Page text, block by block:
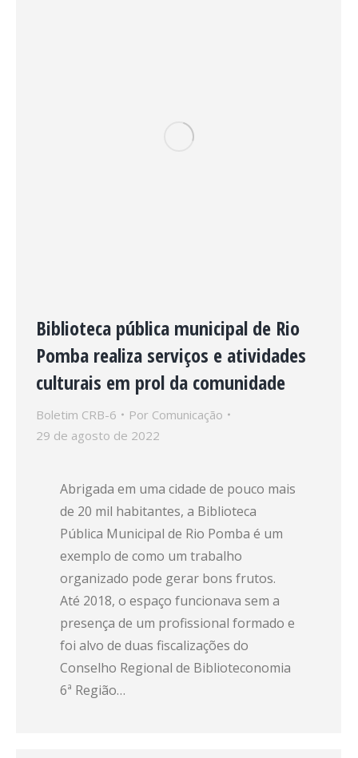
Biblioteca pública municipal de Rio
Pomba realiza serviços e atividades
culturais em prol da comunidade
Boletim CRB-6 Por Comunicação
29 de agosto de 2022
Abrigada em uma cidade de pouco mais
de 20 mil habitantes, a Biblioteca
Pública Municipal de Rio Pomba é um
exemplo de como um trabalho
organizado pode gerar bons frutos.
Até 2018, o espaço funcionava sem a
presença de um profissional formado e
foi alvo de duas fiscalizações do
Conselho Regional de Biblioteconomia
6ª Região…